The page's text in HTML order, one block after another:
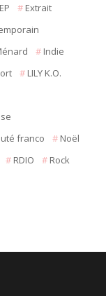
EP
Extrait
Indie
LILY K.O.
franco
Noël
RDIO
Rock